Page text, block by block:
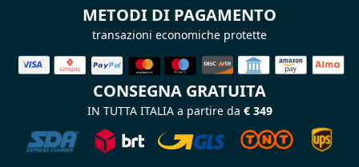
METODI DI PAGAMENTO
transazioni economiche protette
CONSEGNA GRATUITA
IN TUTTA ITALIA a partire da € 349